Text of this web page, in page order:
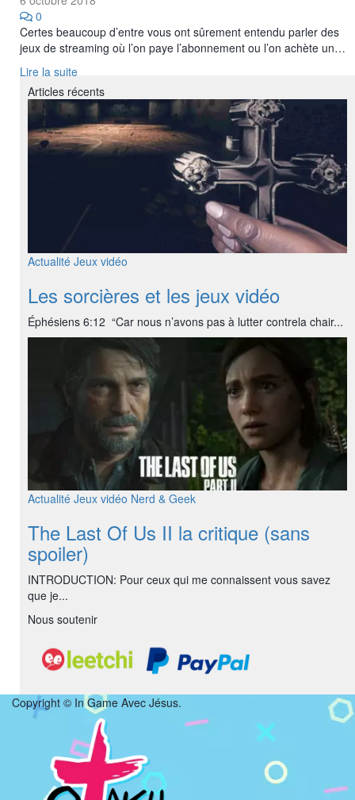
0
Certes beaucoup d’entre vous ont sûrement entendu parler des
jeux de streaming où l’on paye l’abonnement ou l’on achète un…
Lire la suite
Articles récents
Actualité Jeux vidéo
Les sorcières et les jeux vidéo
Éphésiens 6:12 “Car nous n’avons pas à lutter contrela chair...
Actualité Jeux vidéo Nerd & Geek
The Last Of Us II la critique (sans
spoiler)
INTRODUCTION: Pour ceux qui me connaissent vous savez
que je...
Nous soutenir
Copyright © In Game Avec Jésus.